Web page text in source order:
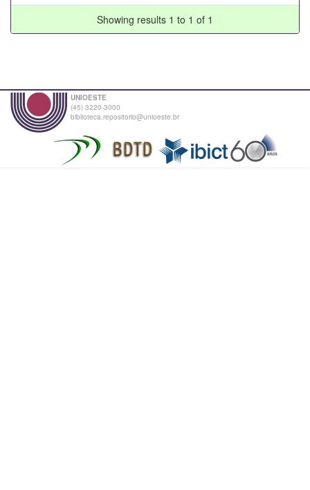
Showing results 1 to 1 of 1
UNIOESTE
(45) 3220-3000
biblioteca.repositorio@unioeste.br